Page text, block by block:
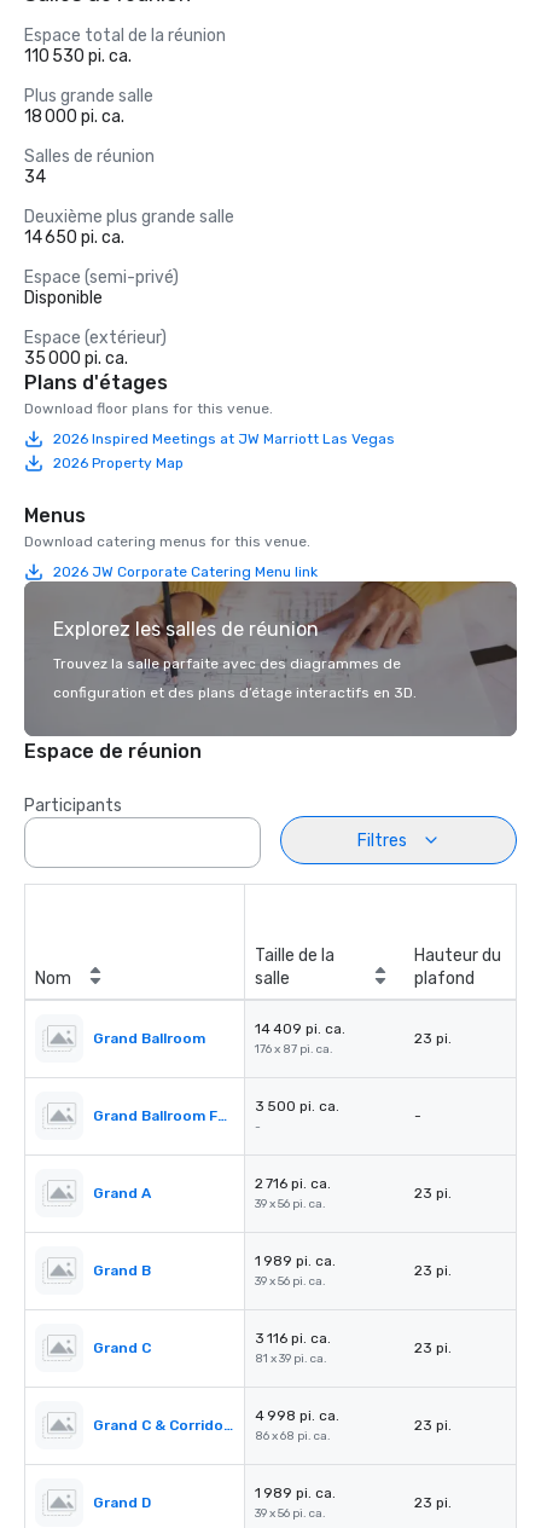
Espace total de la réunion
110 530 pi. ca.
Plus grande salle
18 000 pi. ca.
Salles de réunion
34
Deuxième plus grande salle
14 650 pi. ca.
Espace (semi-privé)
Disponible
Espace (extérieur)
35 000 pi. ca.
Plans d'étages
Download floor plans for this venue.
2026 Inspired Meetings at JW Marriott Las Vegas
2026 Property Map
Menus
Download catering menus for this venue.
2026 JW Corporate Catering Menu link
Explorez les salles de réunion
Trouvez la salle parfaite avec des diagrammes de
configuration et des plans d’étage interactifs en 3D.
Espace de réunion
Participants
Filtres
Nom
Taille de la
salle
Hauteur du
plafond
Grand Ballroom
14 409 pi. ca.
176 x 87 pi. ca.
23 pi.
Grand Ballroom Foyer
3 500 pi. ca.
-
-
Grand A
2 716 pi. ca.
39 x 56 pi. ca.
23 pi.
Grand B
1 989 pi. ca.
39 x 56 pi. ca.
23 pi.
Grand C
3 116 pi. ca.
81 x 39 pi. ca.
23 pi.
Grand C & Corridors
4 998 pi. ca.
86 x 68 pi. ca.
23 pi.
Grand D
1 989 pi. ca.
39 x 56 pi. ca.
23 pi.